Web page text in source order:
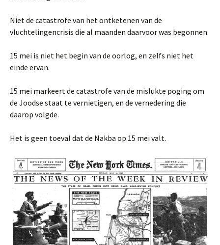
Niet de catastrofe van het ontketenen van de
vluchtelingencrisis die al maanden daarvoor was begonnen.
15 mei is niet het begin van de oorlog, en zelfs niet het
einde ervan.
15 mei markeert de catastrofe van de mislukte poging om
de Joodse staat te vernietigen, en de vernedering die
daarop volgde.
Het is geen toeval dat de Nakba op 15 mei valt.